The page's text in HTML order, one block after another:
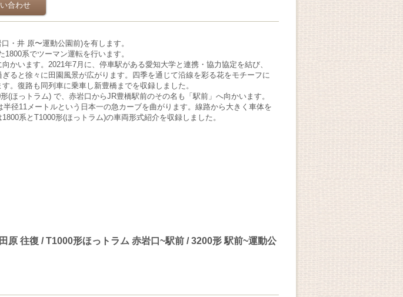
合わせ
・井 原〜運動公園前)を有します。
1800系でツーマン運転を行います。
かいます。2021年7月に、停車駅がある愛知大学と連携・協力協定を結び、
ると徐々に田園風景が広がります。四季を通じて沿線を彩る花をモチーフに
。復路も同列車に乗車し新豊橋までを収録しました。
ほっトラム) で、赤岩口からJR豊橋駅前のその名も「駅前」へ向かいます。
径11メートルという日本一の急カーブを曲がります。線路から大きく車体を
系とT1000形(ほっトラム)の車両形式紹介を収録しました。
往復 / T1000形ほっトラム 赤岩口~駅前 / 3200形 駅前~運動公